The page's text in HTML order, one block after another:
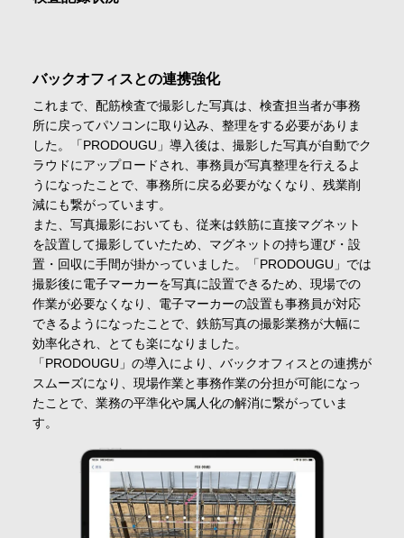
バックオフィスとの連携強化
これまで、配筋検査で撮影した写真は、検査担当者が事務
所に戻ってパソコンに取り込み、整理をする必要がありま
した。「PRODOUGU」導入後は、撮影した写真が自動でク
ラウドにアップロードされ、事務員が写真整理を行えるよ
うになったことで、事務所に戻る必要がなくなり、残業削
減にも繋がっています。
また、写真撮影においても、従来は鉄筋に直接マグネット
を設置して撮影していたため、マグネットの持ち運び・設
置・回収に手間が掛かっていました。「PRODOUGU」では
撮影後に電子マーカーを写真に設置できるため、現場での
作業が必要なくなり、電子マーカーの設置も事務員が対応
できるようになったことで、鉄筋写真の撮影業務が大幅に
効率化され、とても楽になりました。
「PRODOUGU」の導入により、バックオフィスとの連携が
スムーズになり、現場作業と事務作業の分担が可能になっ
たことで、業務の平準化や属人化の解消に繋がっていま
す。